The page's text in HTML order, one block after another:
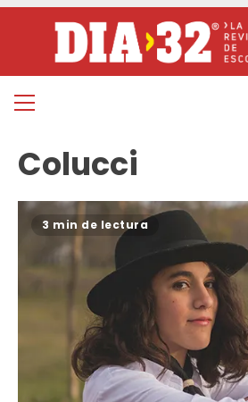
contenido
Menú
Colucci
3 min de lectura